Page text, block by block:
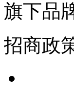
旗下品
招商政